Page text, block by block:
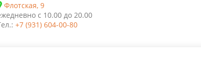
Флотская, 9
с 10.00 до 20.00
+7 (931) 604-00-80